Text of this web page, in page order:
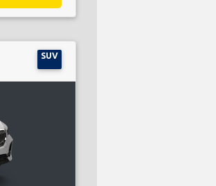
SUV